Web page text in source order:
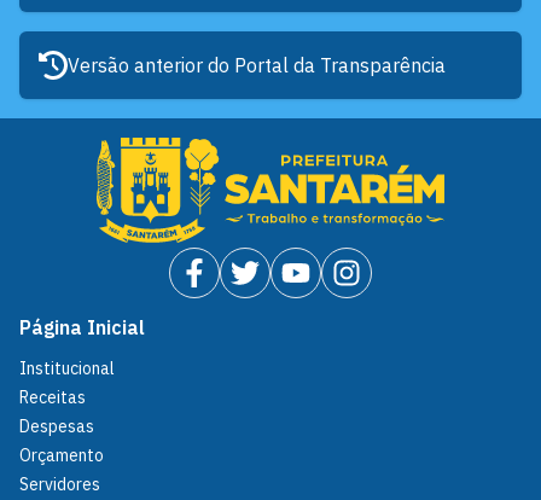
Versão anterior do Portal da Transparência
Página Inicial
Institucional
Receitas
Despesas
Orçamento
Servidores